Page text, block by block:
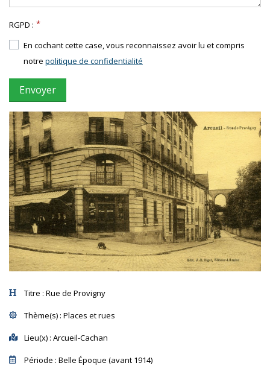
RGPD :
En cochant cette case, vous reconnaissez avoir lu et compris
notre politique de confidentialité
Titre : Rue de Provigny
Thème(s) : Places et rues
Lieu(x) : Arcueil-Cachan
Période : Belle Époque (avant 1914)